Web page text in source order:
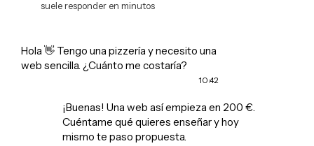
suele responder en minutos
Hola 👋 Tengo una pizzería y necesito una
web sencilla. ¿Cuánto me costaría?
10:42
¡Buenas! Una web así empieza en 200 €.
Cuéntame qué quieres enseñar y hoy
mismo te paso propuesta.